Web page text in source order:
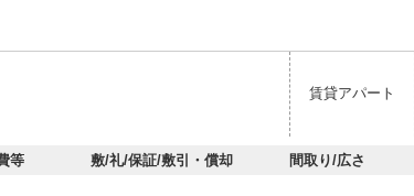
賃貸アパート
等 敷/礼/保証/敷引・償却 間取り/広さ